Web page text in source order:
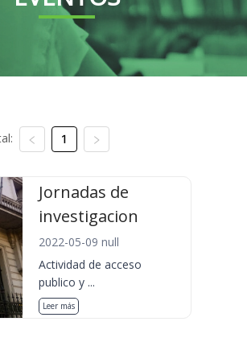
1
Jornadas de
investigacion
2022-05-09 null
Actividad de acceso
publico y ...
Leer más